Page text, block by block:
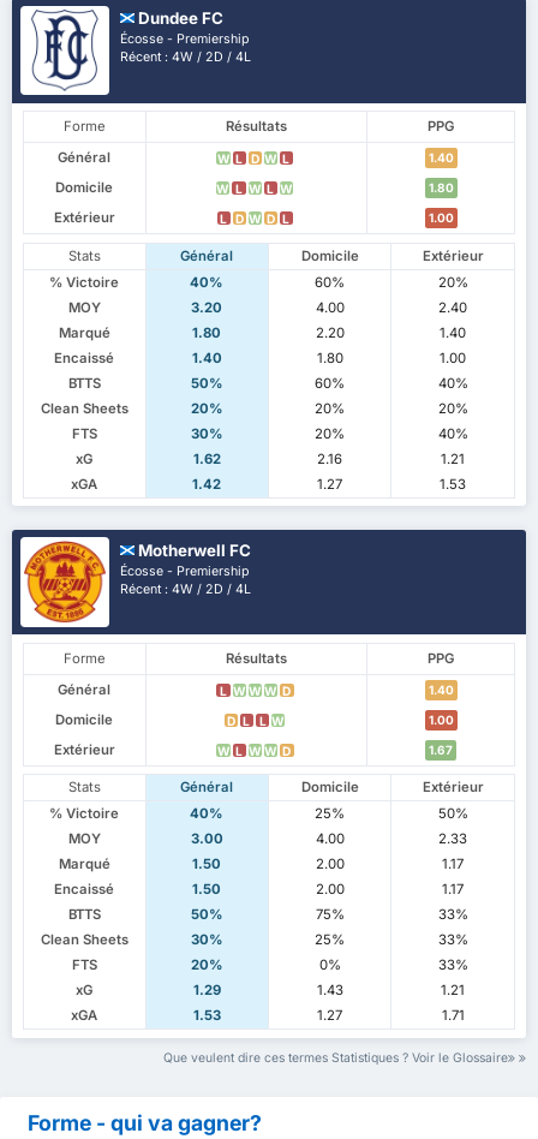
Dundee FC
Écosse - Premiership
Récent : 4W / 2D / 4L
Forme Résultats
PPG
Général
W L D W L 1.40
Domicile W L W L W 1.80
Extérieur L D W D L 1.00
Stats Général Domicile
Extérieur
% Victoire
40% 60%
20%
MOY
3.20 4.00
2.40
Marqué
1.80 2.20
1.40
Encaissé
1.40 1.80
1.00
BTTS
50% 60%
40%
Clean Sheets
20% 20%
20%
FTS
30% 20%
40%
xG
1.62 2.16
1.21
xGA
1.42 1.27 1.53
Motherwell FC
Écosse - Premiership
Récent : 4W / 2D / 4L
Forme Résultats
PPG
Général
L W W W D 1.40
Domicile D L L W 1.00
Extérieur W L W W D 1.67
Stats Général Domicile
Extérieur
% Victoire
40% 25%
50%
MOY
3.00 4.00
2.33
Marqué
1.50 2.00
1.17
Encaissé
1.50 2.00
1.17
BTTS
50% 75%
33%
Clean Sheets
30% 25%
33%
FTS
20% 0%
33%
xG
1.29 1.43
1.21
xGA
1.53 1.27 1.71
Que veulent dire ces termes Statistiques ? Voir le Glossaire
Forme - qui va gagner?